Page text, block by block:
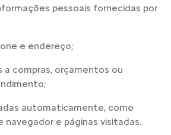
pessoais fornecidas por
e endereço;
a compras, orçamentos ou
automaticamente, como
navegador e páginas visitadas.